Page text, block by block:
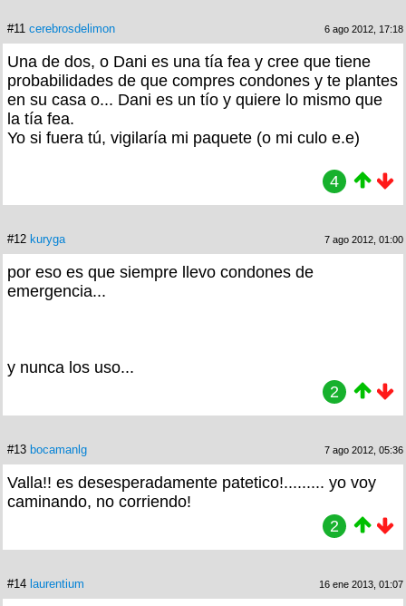
#11 cerebrosdelimon 6 ago 2012, 17:18
Una de dos, o Dani es una tía fea y cree que tiene
probabilidades de que compres condones y te plantes
en su casa o... Dani es un tío y quiere lo mismo que
la tía fea.
Yo si fuera tú, vigilaría mi paquete (o mi culo e.e)
4
#12 kuryga 7 ago 2012, 01:00
por eso es que siempre llevo condones de
emergencia...
y nunca los uso...
2
#13 bocamanlg 7 ago 2012, 05:36
Valla!! es desesperadamente patetico!......... yo voy
caminando, no corriendo!
2
#14 laurentium 16 ene 2013, 01:07